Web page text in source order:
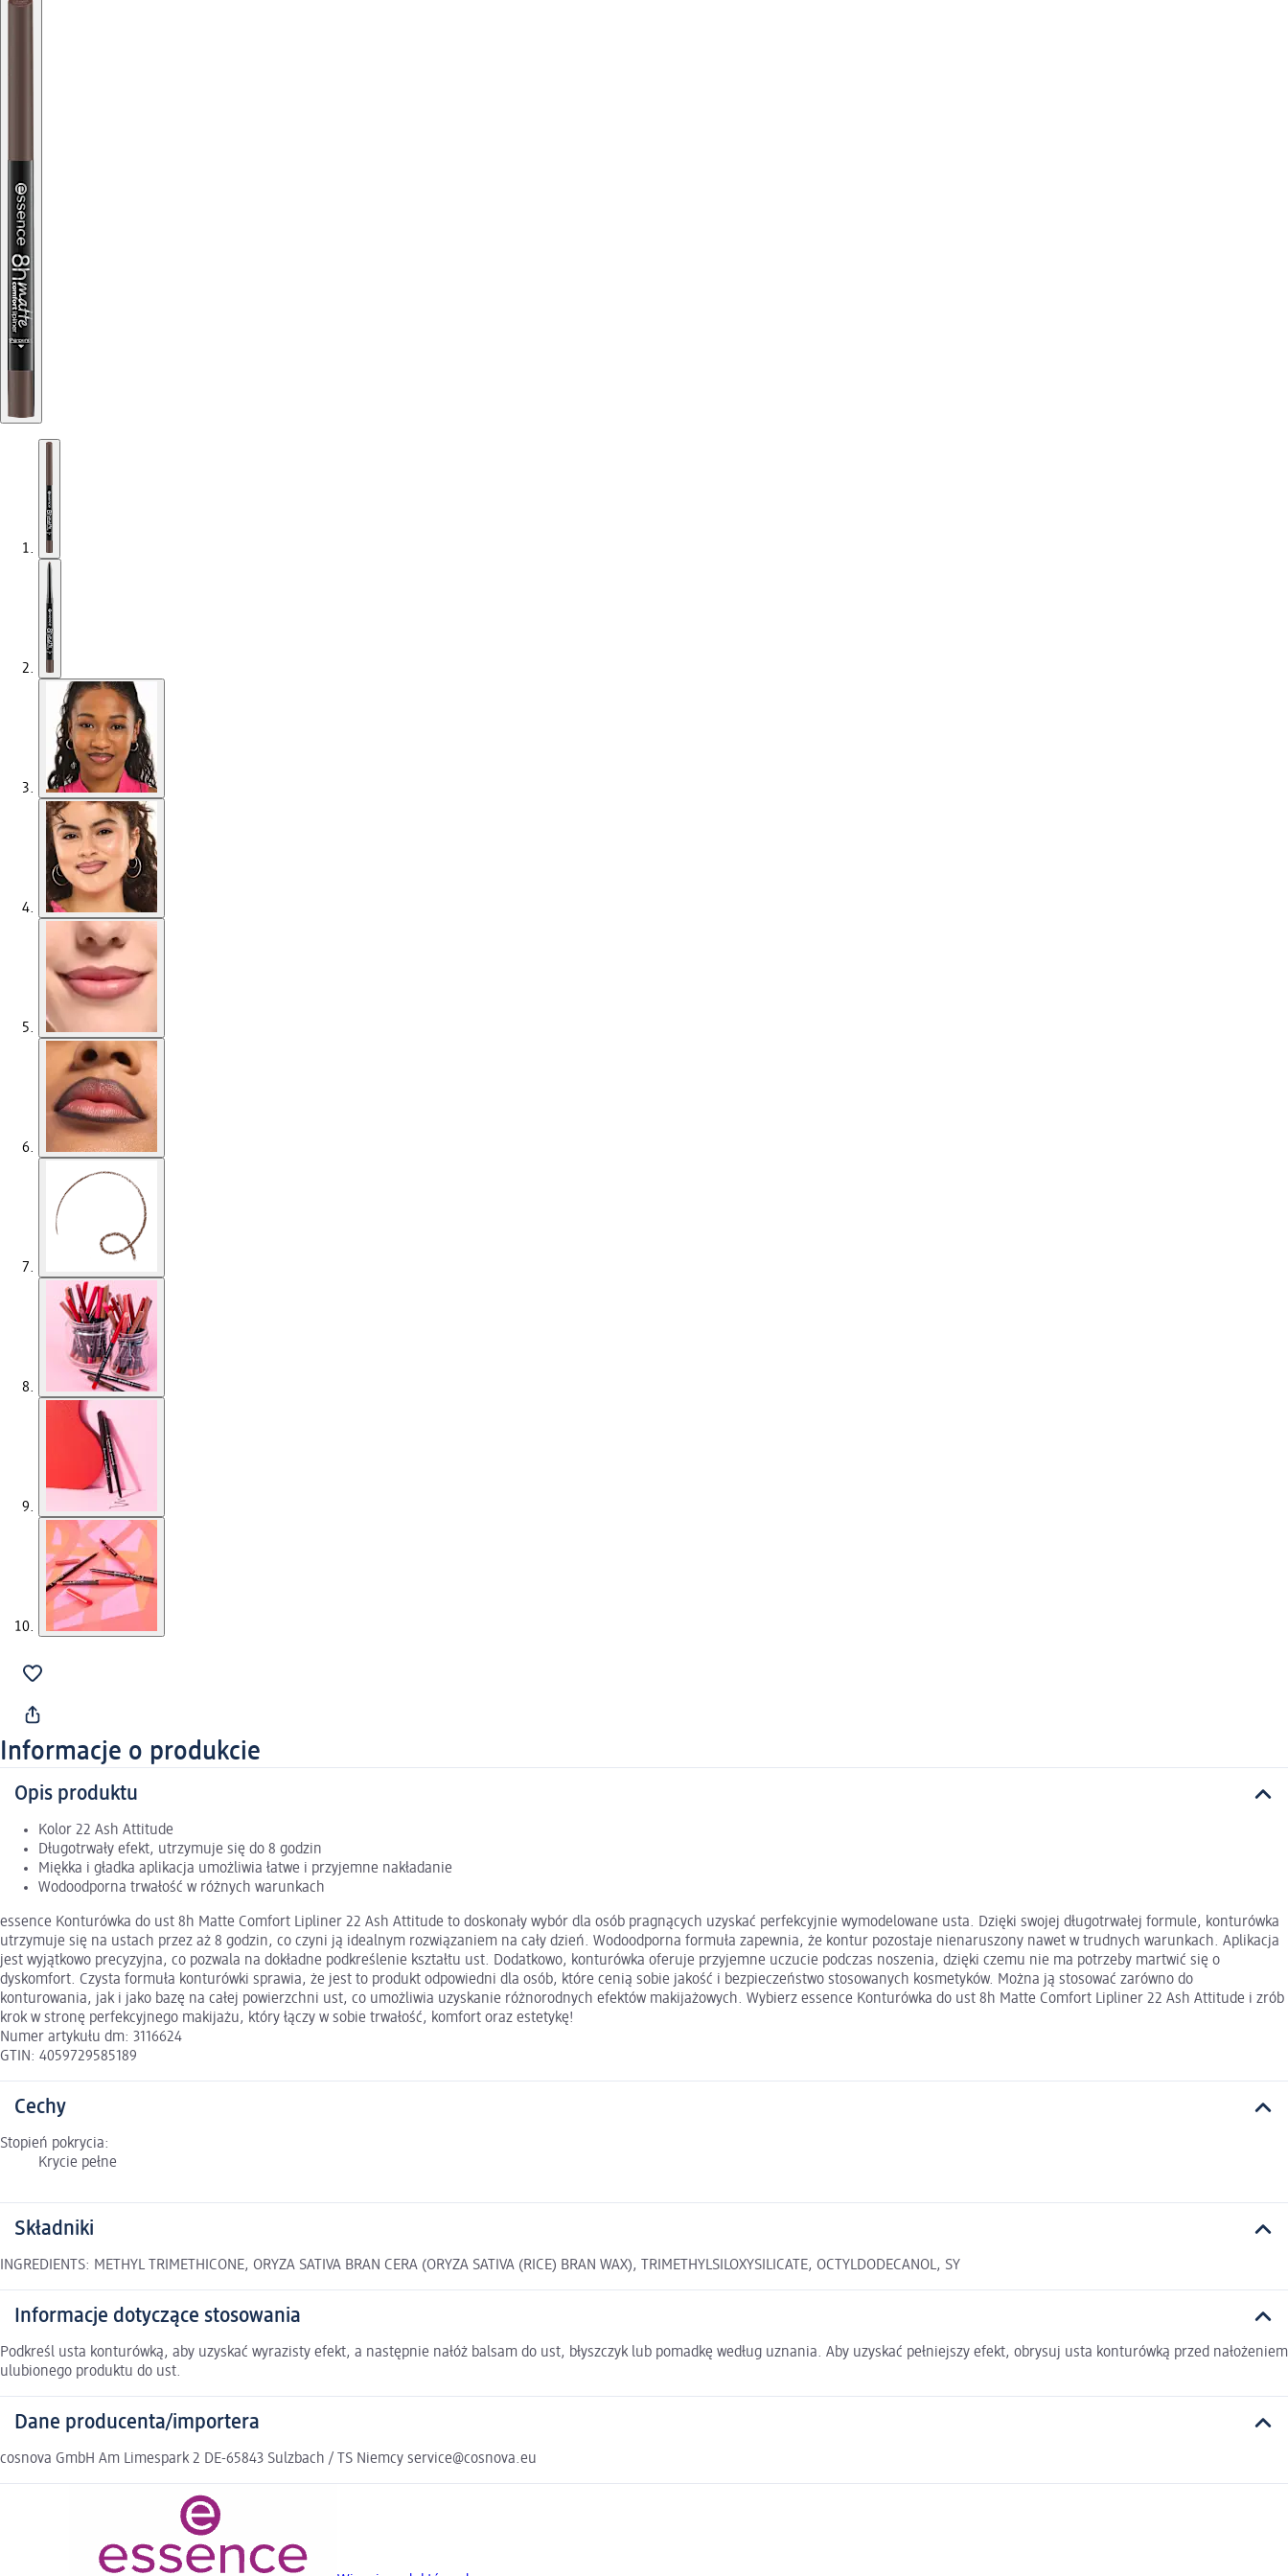
Informacje o produkcie
Opis produktu
Kolor 22 Ash Attitude
Długotrwały efekt, utrzymuje się do 8 godzin
Miękka i gładka aplikacja umożliwia łatwe i przyjemne nakładanie
Wodoodporna trwałość w różnych warunkach
essence Konturówka do ust 8h Matte Comfort Lipliner 22 Ash Attitude to doskonały wybór dla osób pragnących uzyskać perfekcyjnie wymodelowane usta. Dzięki swojej długotrwałej formule, konturówka
utrzymuje się na ustach przez aż 8 godzin, co czyni ją idealnym rozwiązaniem na cały dzień. Wodoodporna formuła zapewnia, że kontur pozostaje nienaruszony nawet w trudnych warunkach. Aplikacja
jest wyjątkowo precyzyjna, co pozwala na dokładne podkreślenie kształtu ust. Dodatkowo, konturówka oferuje przyjemne uczucie podczas noszenia, dzięki czemu nie ma potrzeby martwić się o
dyskomfort. Czysta formuła konturówki sprawia, że jest to produkt odpowiedni dla osób, które cenią sobie jakość i bezpieczeństwo stosowanych kosmetyków. Można ją stosować zarówno do
konturowania, jak i jako bazę na całej powierzchni ust, co umożliwia uzyskanie różnorodnych efektów makijażowych. Wybierz essence Konturówka do ust 8h Matte Comfort Lipliner 22 Ash Attitude i zrób
krok w stronę perfekcyjnego makijażu, który łączy w sobie trwałość, komfort oraz estetykę!
Numer artykułu dm: 3116624
GTIN: 4059729585189
Cechy
Stopień pokrycia:
Krycie pełne
Składniki
INGREDIENTS: METHYL TRIMETHICONE, ORYZA SATIVA BRAN CERA (ORYZA SATIVA (RICE) BRAN WAX), TRIMETHYLSILOXYSILICATE, OCTYLDODECANOL, SY
Informacje dotyczące stosowania
Podkreśl usta konturówką, aby uzyskać wyrazisty efekt, a następnie nałóż balsam do ust, błyszczyk lub pomadkę według uznania. Aby uzyskać pełniejszy efekt, obrysuj usta konturówką przed nałożeniem
ulubionego produktu do ust.
Dane producenta/importera
cosnova GmbH Am Limespark 2 DE-65843 Sulzbach / TS Niemcy service@cosnova.eu